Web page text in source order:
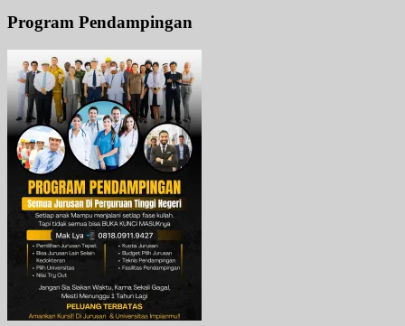
Program Pendampingan